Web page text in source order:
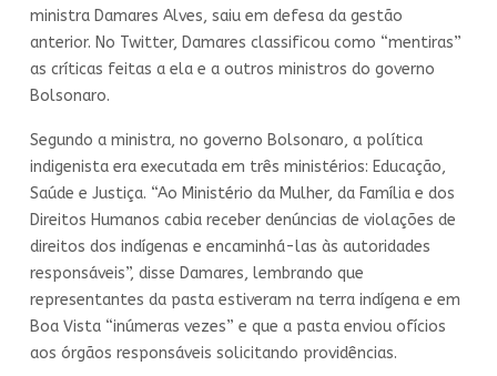
ministra Damares Alves, saiu em defesa da gestão
anterior. No Twitter, Damares classificou como “mentiras”
as críticas feitas a ela e a outros ministros do governo
Bolsonaro.
Segundo a ministra, no governo Bolsonaro, a política
indigenista era executada em três ministérios: Educação,
Saúde e Justiça. “Ao Ministério da Mulher, da Família e dos
Direitos Humanos cabia receber denúncias de violações de
direitos dos indígenas e encaminhá-las às autoridades
responsáveis”, disse Damares, lembrando que
representantes da pasta estiveram na terra indígena e em
Boa Vista “inúmeras vezes” e que a pasta enviou ofícios
aos órgãos responsáveis solicitando providências.